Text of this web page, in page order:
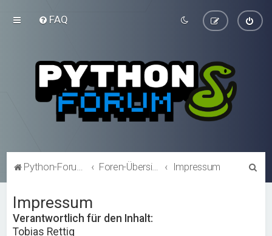
FAQ
Python-Forum.de Foren-Übersicht Impressum
Impressum
Verantwortlich für den Inhalt:
Tobias Rettig